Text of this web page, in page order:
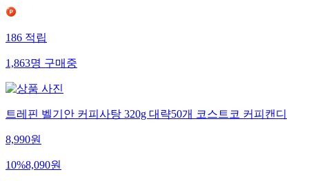
186적립
1,863명구매중
트레핀 벨기안 커피사탕 320g 대략50개 코스트코 커피캔디
8,990원
10%8,090원